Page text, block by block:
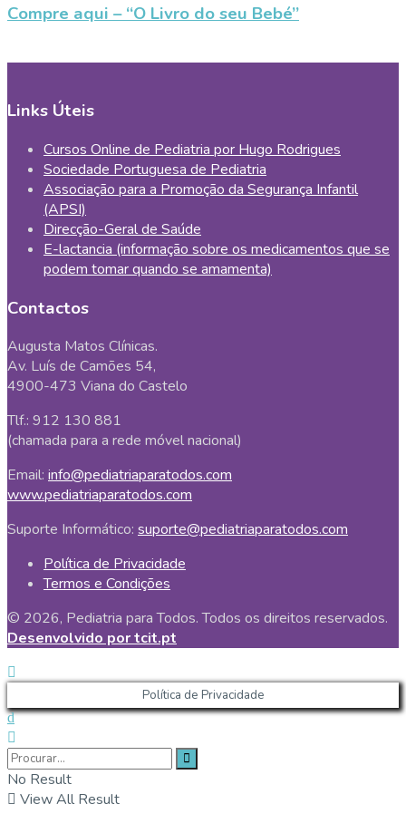
Compre aqui – “O Livro do seu Bebé”
Links Úteis
Cursos Online de Pediatria por Hugo Rodrigues
Sociedade Portuguesa de Pediatria
Associação para a Promoção da Segurança Infantil
(APSI)
Direcção-Geral de Saúde
E-lactancia (informação sobre os medicamentos que se
podem tomar quando se amamenta)
Contactos
Augusta Matos Clínicas.
Av. Luís de Camões 54,
4900-473 Viana do Castelo
Tlf.: 912 130 881
(chamada para a rede móvel nacional)
Email: info@pediatriaparatodos.com
www.pediatriaparatodos.com
Suporte Informático: suporte@pediatriaparatodos.com
Política de Privacidade
Termos e Condições
© 2026, Pediatria para Todos. Todos os direitos reservados.
Desenvolvido por tcit.pt
Política de Privacidade
No Result
View All Result